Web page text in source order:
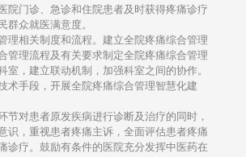
院门诊、急诊和住院患者及时获得疼痛诊疗
群众就医满意度。
理相关制度和流程。建立全院疼痛综合管理
管理流程及有关要求制定全院疼痛综合管理
室，建立联动机制，加强科室之间的协作。
术手段，开展全院疼痛综合管理智慧化建
节对患者原发疾病进行诊断及治疗的同时，
识，重视患者疼痛主诉，全面评估患者疼痛
诊疗。鼓励有条件的医院充分发挥中医药在